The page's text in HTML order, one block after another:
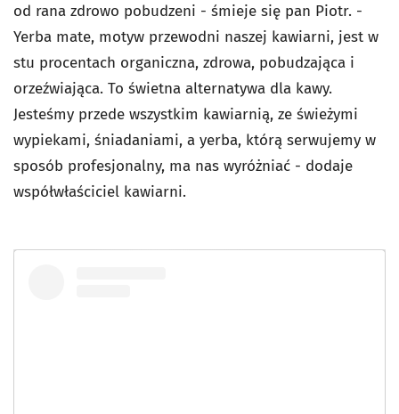
od rana zdrowo pobudzeni - śmieje się pan Piotr. -
Yerba mate, motyw przewodni naszej kawiarni, jest w
stu procentach organiczna, zdrowa, pobudzająca i
orzeźwiająca. To świetna alternatywa dla kawy.
Jesteśmy przede wszystkim kawiarnią, ze świeżymi
wypiekami, śniadaniami, a yerba, którą serwujemy w
sposób profesjonalny, ma nas wyróżniać - dodaje
współwłaściciel kawiarni.